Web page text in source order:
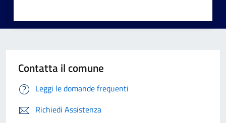
Contatta il comune
Leggi le domande frequenti
Richiedi Assistenza